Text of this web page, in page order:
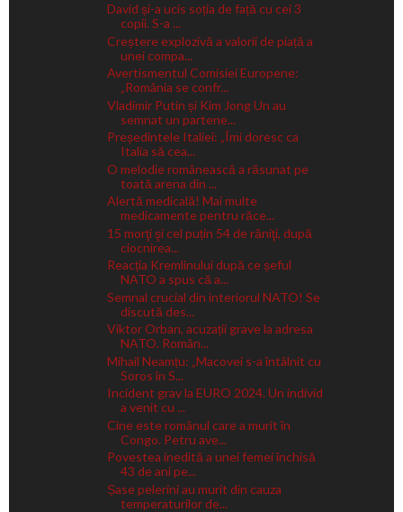
David și-a ucis soția de față cu cei 3
copii. S-a ...
Creștere explozivă a valorii de piață a
unei compa...
Avertismentul Comisiei Europene:
„România se confr...
Vladimir Putin și Kim Jong Un au
semnat un partene...
Președintele Italiei: „Îmi doresc ca
Italia să cea...
O melodie românească a răsunat pe
toată arena din ...
Alertă medicală! Mai multe
medicamente pentru răce...
15 morţi şi cel puțin 54 de răniţi, după
ciocnirea...
Reacția Kremlinului după ce șeful
NATO a spus că a...
Semnal crucial din interiorul NATO! Se
discută des...
Viktor Orban, acuzații grave la adresa
NATO. Român...
Mihail Neamțu: „Macovei s-a întâlnit cu
Soros în S...
Incident grav la EURO 2024. Un individ
a venit cu ...
Cine este românul care a murit în
Congo. Petru ave...
Povestea inedită a unei femei închisă
43 de ani pe...
Șase pelerini au murit din cauza
temperaturilor de...